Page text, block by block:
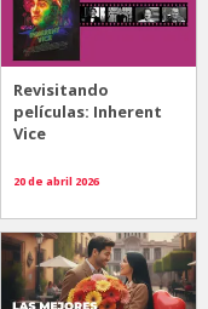
Revisitando
películas: Inherent
Vice
20 de abril 2026